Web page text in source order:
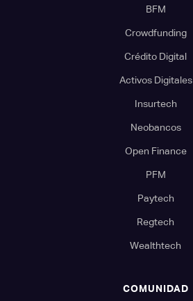
BFM
Crowdfunding
Crédito Digital
Activos Digitales
Insurtech
Neobancos
Open Finance
PFM
Paytech
Regtech
Wealthtech
COMUNIDAD